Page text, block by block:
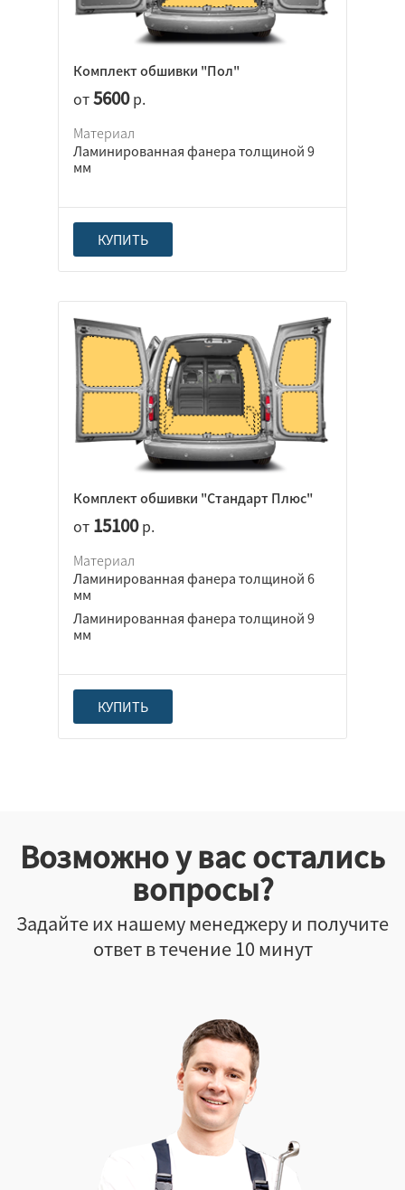
Комплект обшивки "Пол"
от5600р.
Материал
Ламинированная фанера толщиной 9
мм
КУПИТЬ
Комплект обшивки "Стандарт Плюс"
от 15100р.
Материал
Ламинированная фанера толщиной 6
мм
Ламинированная фанера толщиной 9
мм
КУПИТЬ
Возможно у вас остались
вопросы?
Задайте их нашему менеджеру и получите
ответ в течение 10 минут